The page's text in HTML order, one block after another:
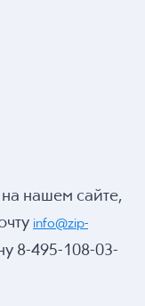
нашем сайте,
info@zip-
8-495-108-03-